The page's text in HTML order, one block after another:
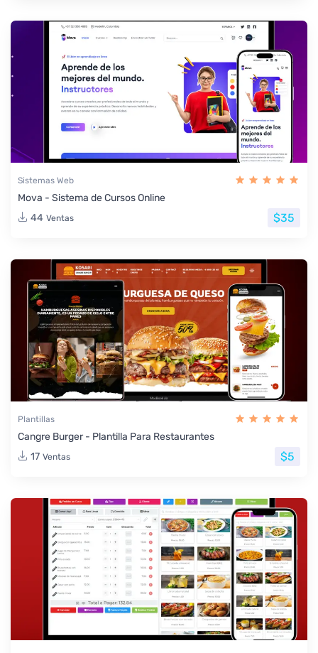
Sistemas Web
Mova - Sistema de Cursos Online
44 Ventas $35
Plantillas
Cangre Burger - Plantilla Para Restaurantes
17 Ventas $5